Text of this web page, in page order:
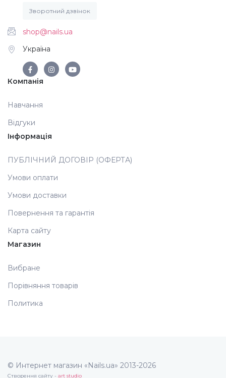
Слюда
Брокат
Інші прикраси
Фарби для розпису
Фольга для лиття (ефект кракелюра)
Аксесуари
Зворотний дзвінок
shop@nails.ua
Україна
Компанія
Навчання
Відгуки
Інформація
ПУБЛІЧНИЙ ДОГОВІР (ОФЕРТА)
Умови оплати
Умови доставки
Повернення та гарантія
Карта сайту
Магазин
Вибране
Порівняння товарів
Политика
© Интернет магазин «Nails.ua» 2013-2026
Створення сайту - art studio